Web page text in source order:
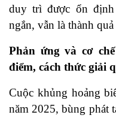
duy trì được ổn
ngắn, vẫn là thành
Phản ứng và cơ
điểm, cách thức giải
Cuộc khủng hoảng
năm 2025, bùng phát